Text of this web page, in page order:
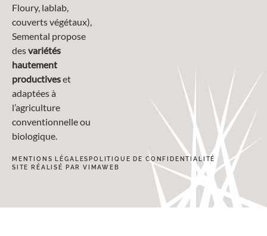
Floury, lablab,
couverts végétaux),
Semental propose
desvariétés
hautement
productiveset
adaptées à
l’agriculture
conventionnelle ou
biologique.
MENTIONS LÉGALES POLITIQUE DE CONFIDENTIALITÉ
SITE RÉALISÉ PAR VIMAWEB